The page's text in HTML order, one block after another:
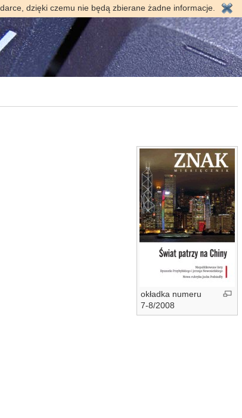
dzięki czemu nie będą zbierane żadne informacje.
okładka numeru
7-8/2008